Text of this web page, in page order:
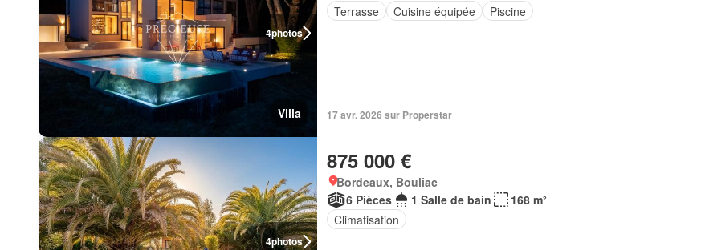
4photos
Villa
Terrasse
Cuisine équipée Piscine
17 avr. 2026 sur Properstar
4photos
875 000 €
Bordeaux, Bouliac
6 Pièces
1 Salle de bain
168 m²
Climatisation